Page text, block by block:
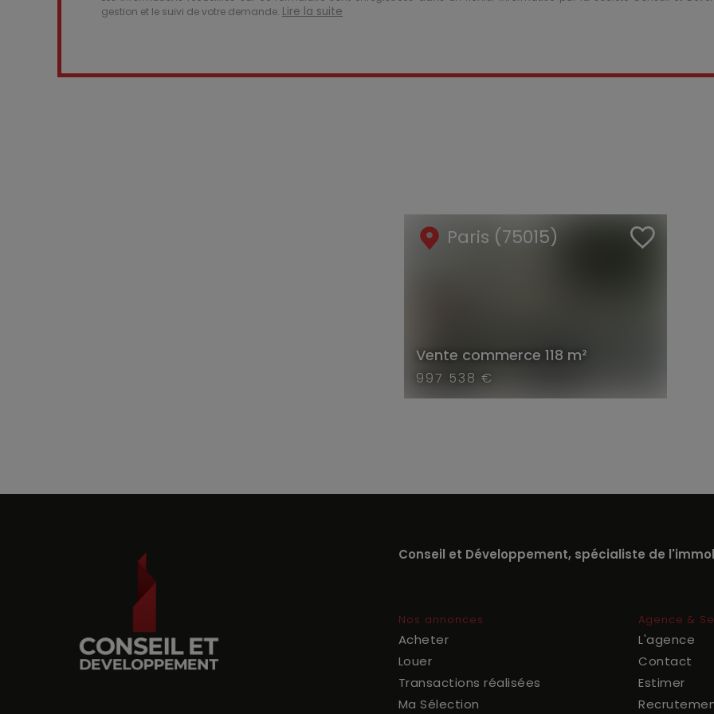
gestion et le suivi de votre demande. Lire la suite
Paris (75015)
Vente commerce 118 m²
997 538 €
Conseil et Développement, spécialiste de
Nos annonces
Acheter
Louer
Transactions réalisées
Ma Sélection
Agence &
L'agence
Contact
Estimer